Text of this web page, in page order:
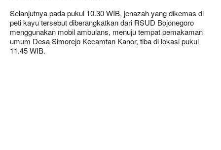
Selanjutnya pada pukul 10.30 WIB, jenazah yang dikemas di
peti kayu tersebut diberangkatkan dari RSUD Bojonegoro
menggunakan mobil ambulans, menuju tempat pemakaman
umum Desa Simorejo Kecamtan Kanor, tiba di lokasi pukul
11.45 WIB.